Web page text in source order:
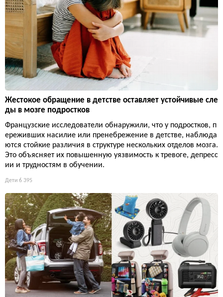
Жестокое обращение в детстве оставляет устойчивые сле
ды в мозге подростков
Французские исследователи обнаружили, что у подростков, п
ереживших насилие или пренебрежение в детстве, наблюда
ются стойкие различия в структуре нескольких отделов мозга.
Это объясняет их повышенную уязвимость к тревоге, депресс
ии и трудностям в обучении.
Дети 6 395